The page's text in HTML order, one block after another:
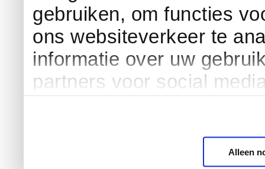
gebruiken, om functies
ons websiteverkeer te
informatie over uw
partners voor social
Alleen